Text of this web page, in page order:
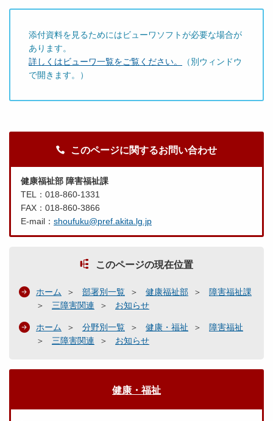
添付資料を見るためにはビューワソフトが必要な場合が
あります。
詳しくはビューワ一覧をご覧ください。
（別ウィンドウ
で開きます。）
このページに関するお問い合わせ
健康福祉部 障害福祉課
TEL：018-860-1331
FAX：018-860-3866
E-mail： shoufuku@pref.akita.lg.jp
このページの現在位置
ホーム 部署別一覧 健康福祉部
障害福祉課
三障害関連
お知らせ
ホーム 分野別一覧 健康・福祉
障害福祉
三障害関連
お知らせ
健康・福祉